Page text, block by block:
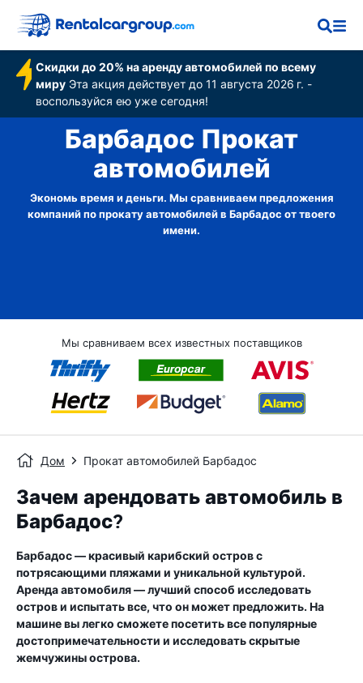
Скидки до 20% на аренду автомобилей по всему
мируЭта акция действует до 11 августа 2026 г. -
воспользуйся ею уже сегодня!
Барбадос Прокат
автомобилей
Экономь время и деньги. Мы сравниваем предложения
компаний по прокату автомобилей в Барбадос от твоего
имени.
Мы сравниваем всех известных поставщиков
Дом Прокат автомобилей Барбадос
Зачем арендовать автомобиль в
Барбадос?
Барбадос — красивый карибский остров с
потрясающими пляжами и уникальной культурой.
Аренда автомобиля — лучший способ исследовать
остров и испытать все, что он может предложить. На
машине вы легко сможете посетить все популярные
достопримечательности и исследовать скрытые
жемчужины острова.